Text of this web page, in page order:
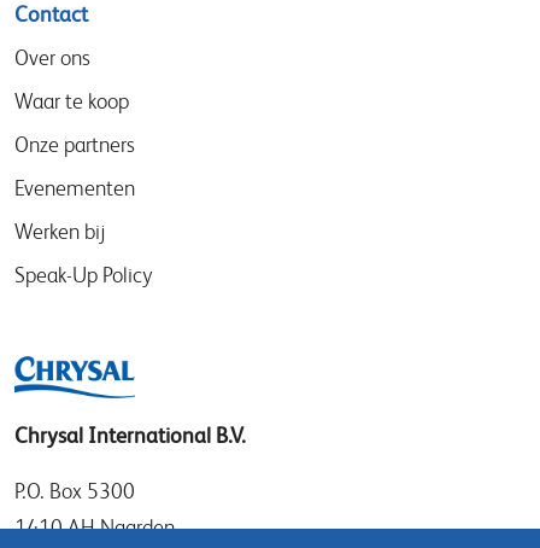
Contact
Over ons
Waar te koop
Onze partners
Evenementen
Werken bij
Speak-Up Policy
Chrysal International B.V.
P.O. Box 5300
1410 AH Naarden